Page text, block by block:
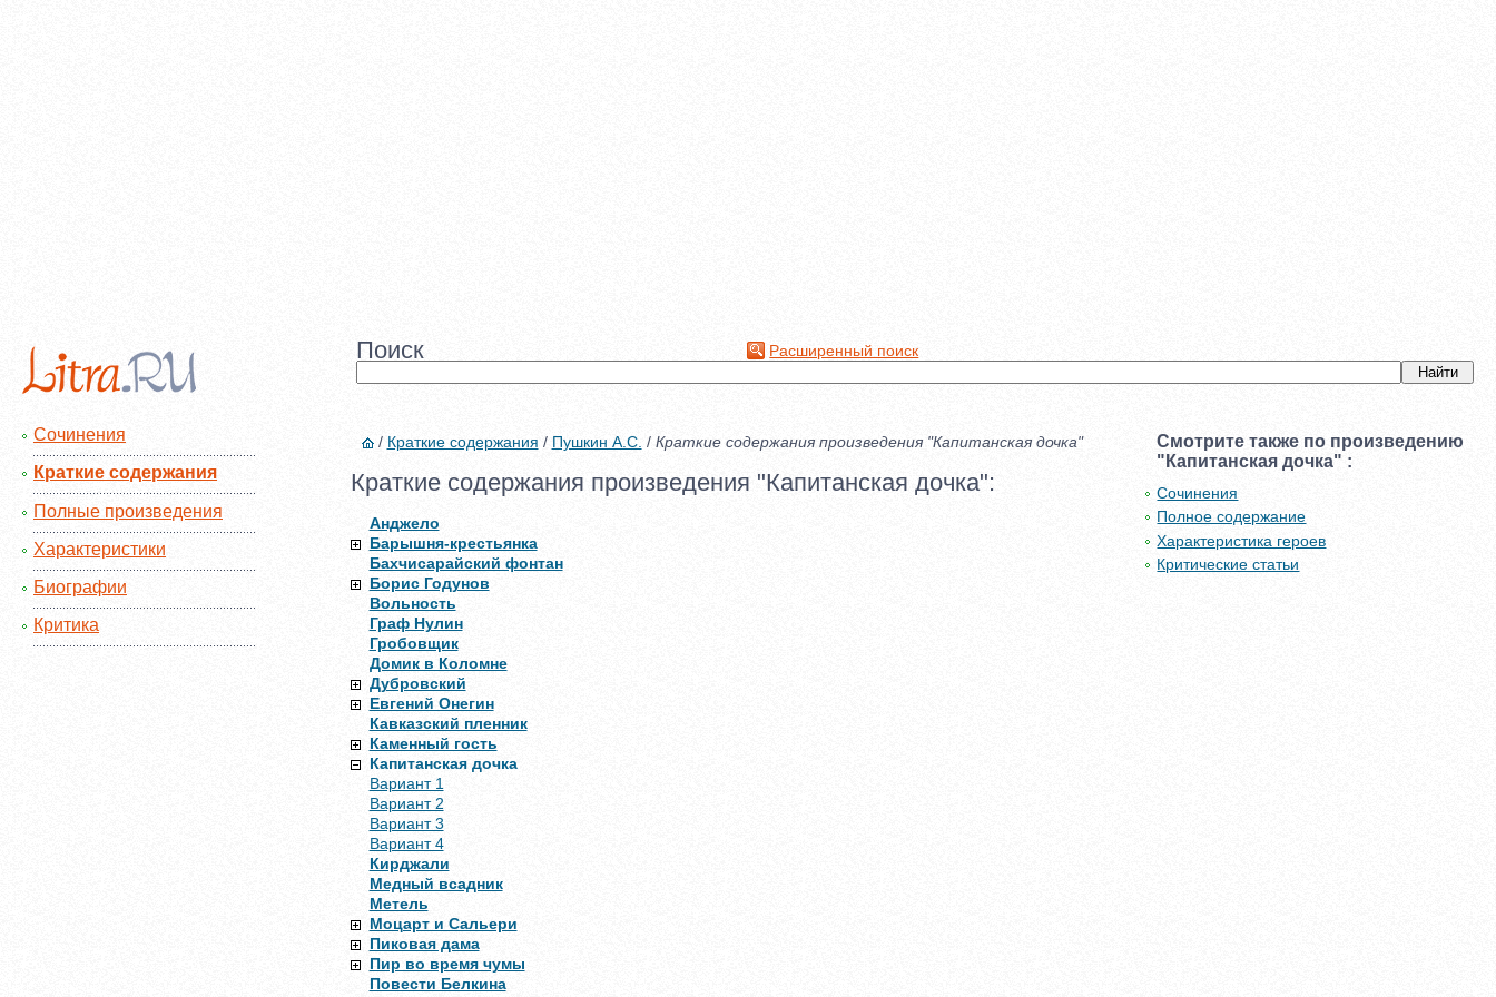
Поиск Расширенный поиск
Сочинения
Краткие содержания
Полные произведения
Характеристики
Биографии
Критика
/ Краткие содержания / Пушкин А.С. / Краткие содержания произведения "Капитанская дочка"
Краткие содержания произведения "Капитанская дочка":
Анджело
Барышня-крестьянка
Бахчисарайский фонтан
Борис Годунов
Вольность
Граф Нулин
Гробовщик
Домик в Коломне
Дубровский
Евгений Онегин
Кавказский пленник
Каменный гость
Капитанская дочка
Вариант 1
Вариант 2
Вариант 3
Вариант 4
Кирджали
Медный всадник
Метель
Моцарт и Сальери
Пиковая дама
Пир во время чумы
Повести Белкина
Смотрите также по произведению
"Капитанская дочка" :
Сочинения
Полное содержание
Характеристика героев
Критические статьи